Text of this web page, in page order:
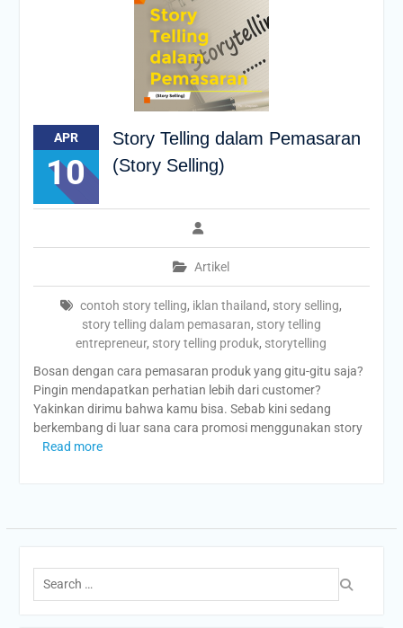
APR
10
Story Telling dalam Pemasaran
(Story Selling)
Artikel
contoh story telling, iklan thailand, story selling,
story telling dalam pemasaran, story telling
entrepreneur, story telling produk, storytelling
Bosan dengan cara pemasaran produk yang gitu-gitu saja?
Pingin mendapatkan perhatian lebih dari customer?
Yakinkan dirimu bahwa kamu bisa. Sebab kini sedang
berkembang di luar sana cara promosi menggunakan story
Read more
Search
for: